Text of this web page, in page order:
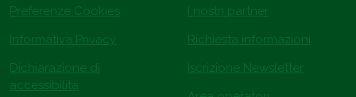
Preferenze Cookies
Informativa Privacy
Dichiarazione di
accessibilità
I nostri partner
Richiesta informazioni
Iscrizione Newsletter